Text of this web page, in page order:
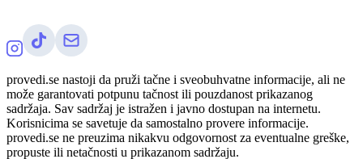
provedi.se nastoji da pruži tačne i sveobuhvatne informacije, ali ne
može garantovati potpunu tačnost ili pouzdanost prikazanog
sadržaja. Sav sadržaj je istražen i javno dostupan na internetu.
Korisnicima se savetuje da samostalno provere informacije.
provedi.se ne preuzima nikakvu odgovornost za eventualne greške,
propuste ili netačnosti u prikazanom sadržaju.